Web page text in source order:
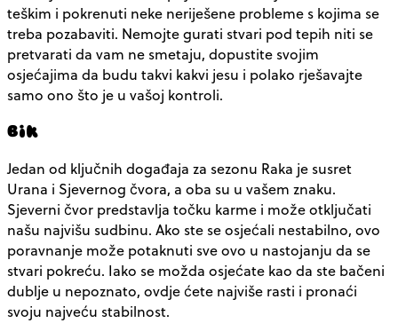
teškim i pokrenuti neke neriješene probleme s kojima se
treba pozabaviti. Nemojte gurati stvari pod tepih niti se
pretvarati da vam ne smetaju, dopustite svojim
osjećajima da budu takvi kakvi jesu i polako rješavajte
samo ono što je u vašoj kontroli.
Bik
Jedan od ključnih događaja za sezonu Raka je susret
Urana i Sjevernog čvora, a oba su u vašem znaku.
Sjeverni čvor predstavlja točku karme i može otključati
našu najvišu sudbinu. Ako ste se osjećali nestabilno, ovo
poravnanje može potaknuti sve ovo u nastojanju da se
stvari pokreću. Iako se možda osjećate kao da ste bačeni
dublje u nepoznato, ovdje ćete najviše rasti i pronaći
svoju najveću stabilnost.